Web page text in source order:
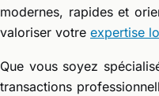
modernes, rapides et
valoriser votre expertise
Que vous soyez
transactions